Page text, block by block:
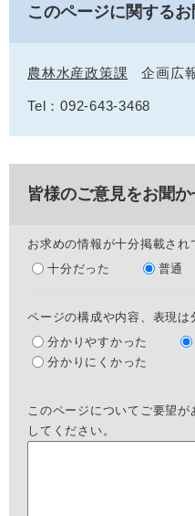
このページに関する
農林水産政策課 企画広
Tel：092-643-3468
皆様のご意見をお聞か
お求めの情報が十分掲載され
十分だった
普通
ページの構成や内容、表現は
分かりやすかった
分かりにくかった
このページについてご要望
してください。